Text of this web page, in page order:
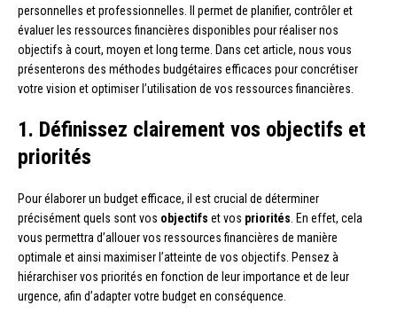
personnelles et professionnelles. Il permet de planifier, contrôler et
évaluer les ressources financières disponibles pour réaliser nos
objectifs à court, moyen et long terme. Dans cet article, nous vous
présenterons des méthodes budgétaires efficaces pour concrétiser
votre vision et optimiser l’utilisation de vos ressources financières.
1. Définissez clairement vos objectifs et
priorités
Pour élaborer un budget efficace, il est crucial de déterminer
précisément quels sont vos objectifs et vos priorités. En effet, cela
vous permettra d’allouer vos ressources financières de manière
optimale et ainsi maximiser l’atteinte de vos objectifs. Pensez à
hiérarchiser vos priorités en fonction de leur importance et de leur
urgence, afin d’adapter votre budget en conséquence.